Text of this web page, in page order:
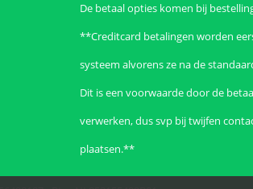
De betaal opties komen bij
**Creditcard betalingen worden
systeem alvorens ze na de
Dit is een voorwaarde door de
verwerken, dus svp bij twijfen
plaatsen.**